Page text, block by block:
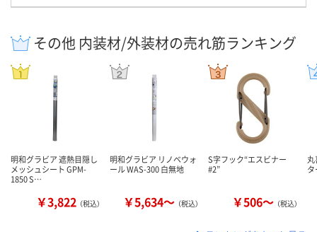
その他 内装材/外装材の売れ筋ランキング
明和グラビア 遮熱目隠し
メッシュシート GPM-
1850 S…
￥3,822 （税込）
明和グラビア リノベウォ
ール WAS-300 白無地
￥5,634～ （税込）
S字フック“エスビナー
#2”
￥506～ （税込）